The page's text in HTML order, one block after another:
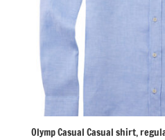
Olymp Casual Casual shirt,